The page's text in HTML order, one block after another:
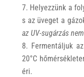
Helyezzünk a
s az üveget a
az UV-sugárzás
Fermentáljuk
20°C
éri.